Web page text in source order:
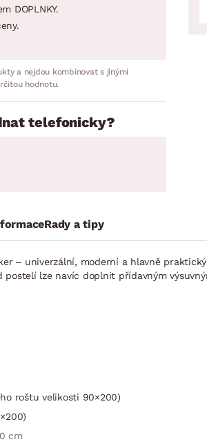
DOPLNKY.
a nejdou kombinovat s jinými
hodnotu.
telefonicky?
Rady a tipy
– univerzální, moderní a hlavně
lze navíc doplnit přídavným
roštu velikosti 90×200)
cm